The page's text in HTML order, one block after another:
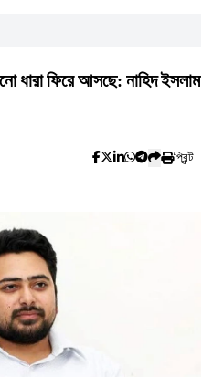
ধারা ফিরে আসছে: নাহিদ ইসলাম
প্রিন্ট